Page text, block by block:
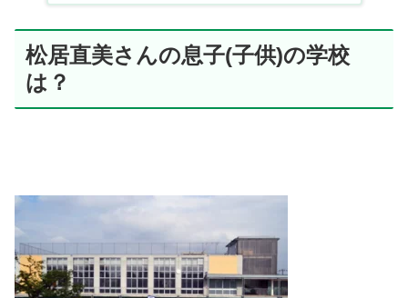
松居直美さんの息子(子供)の学校
は？